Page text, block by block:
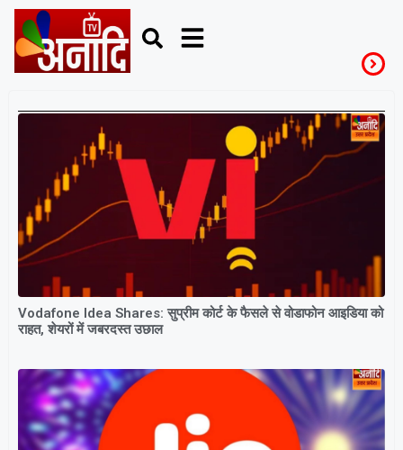
Vodafone Idea Shares: सुप्रीम कोर्ट के फैसले से वोडाफोन आइडिया को
राहत, शेयरों में जबरदस्त उछाल